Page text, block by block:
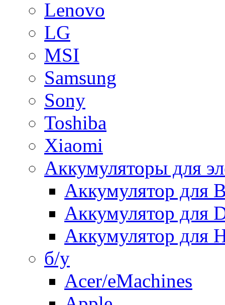
Lenovo
LG
MSI
Samsung
Sony
Toshiba
Xiaomi
Аккумуляторы для
Аккумулятор для
Аккумулятор для
Аккумулятор для
б/у
Acer/eMachines